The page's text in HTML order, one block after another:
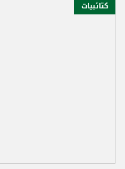
كتائبيات